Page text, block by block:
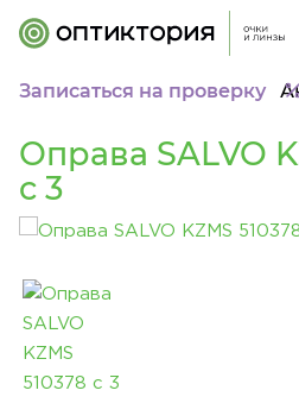
Записаться на проверку
Оправа SALVO
c 3